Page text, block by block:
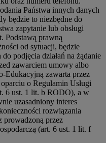
Państwa innych danych
będzie to niezbędne do
zapytanie lub obsługi
Podstawą prawną
od sytuacji, będzie
podjęcia działań na żądanie
zawarciem umowy albo
Edukacyjną zawarta przez
o Regulamin Usługi
6 ust. 1 lit. b RODO), a w
uzasadniony interes
rozwiązania
prowadzoną przez
(art. 6 ust. 1 lit. f